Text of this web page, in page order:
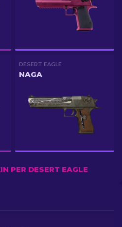
DESERT EAGLE
NAGA
PER DESERT EAGLE